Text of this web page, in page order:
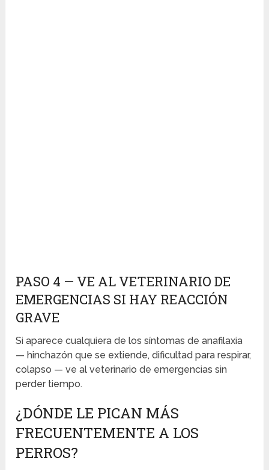
PASO 4 — VE AL VETERINARIO DE
EMERGENCIAS SI HAY REACCIÓN
GRAVE
Si aparece cualquiera de los síntomas de anafilaxia
— hinchazón que se extiende, dificultad para respirar,
colapso — ve al veterinario de emergencias sin
perder tiempo.
¿DÓNDE LE PICAN MÁS
FRECUENTEMENTE A LOS
PERROS?